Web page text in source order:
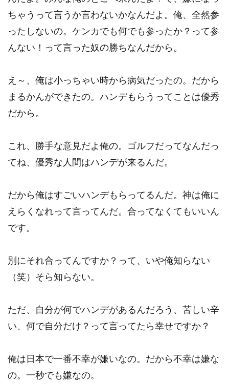
ちゃうって言うか言わないかなんだよ。俺、全然参
ったしないの。ケンカでも何でも参ったか？って参
んない！って言った奴の勝ちなんだから。
え～、俺は小っちゃい時から病気だったの。だから
まるかんができたの。ハンデもらうってことは優秀
だから。
これ、勝手な意見だよ俺の。ゴルフだってなんだっ
てね、優秀な人間はハンデが来るんだ。
だから俺はすごいハンデもらってるんだ。神は俺に
えらくなれって言ってんだ。合ってなくてもいいん
です。
別にそれ合ってんですか？って、いや俺知らない
（笑）そら知らない。
ただ、自分が何でハンデがあるんだろう、苦しい辛
い、何で自分だけ？って言ってたら幸せですか？
俺は日本で一番不幸が嫌いなの。だから不幸は嫌な
の。一秒でも嫌なの。